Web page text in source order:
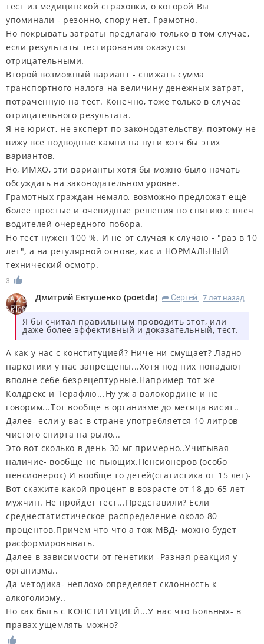
тест из медицинской страховки, о которой Вы
упоминали - резонно, спору нет. Грамотно.
Но покрывать затраты предлагаю только в том случае,
если результаты тестирования окажутся
отрицательными.
Второй возможный вариант - снижать сумма
транспортного налога на величину денежных затрат,
потраченную на тест. Конечно, тоже только в случае
отрицательного результата.
Я не юрист, не эксперт по законодательству, поэтому не
вижу все подводные камни на пути хотя бы этих
вариантов.
Но, ИМХО, эти варианты хотя бы можно было начать
обсуждать на законодательном уровне.
Грамотных граждан немало, возможно предложат ещё
более простые и очевидные решения по снятию с плеч
водителей очередного побора.
Но тест нужен 100 %. И не от случая к случаю - "раз в 10
лет", а на регулярной основе, как и НОРМАЛЬНЫЙ
технический осмотр.
3
Дмитрий Евтушенко (poetda) R Сергей 7 лет назад
Я бы считал правильным проводить этот, или
даже более эффективный и доказательный, тест.
А как у нас с конституцией? Ниче ни смущает? Ладно
наркотики у нас запрещены...Хотя под них попадают
вполне себе безрецептурные.Например тот же
Колдрекс и Терафлю...Ну уж а валокордине и не
говорим...Тот вообще в организме до месяца висит..
Далее- если у вас в стране употребляется 10 литров
чистого спирта на рыло...
Это вот сколько в день-30 мг примерно..Учитывая
наличие- вообще не пьющих.Пенсионеров (особо
пенсионерок) И вообще то детей(статистика от 15 лет)-
Вот скажите какой процент в возрасте от 18 до 65 лет
мужчин. Не пройдет тест...Представили? Если
среднестатистическое распределение-около 80
процентов.Причем что что а тож МВД- можно будет
расформировывать.
Далее в зависимости от генетики -Разная реакция у
организма..
Да методика- неплохо определяет склонность к
алкоголизму..
Но как быть с КОНСТИТУЦИЕЙ...У нас что Больных- в
правах ущемлять можно?